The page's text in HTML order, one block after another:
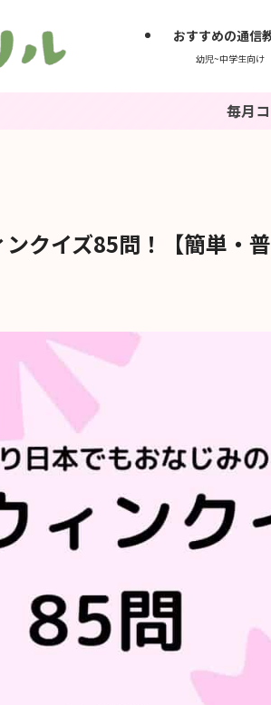
おすすめの通信
幼児~中学生向け
毎月コンテンツを
クイズ85問！【簡単・普